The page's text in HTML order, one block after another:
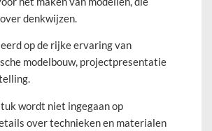
denkwijzen.
op de rijke ervaring van
modelbouw, projectpresentatie
wordt niet ingegaan op
over technieken en materialen